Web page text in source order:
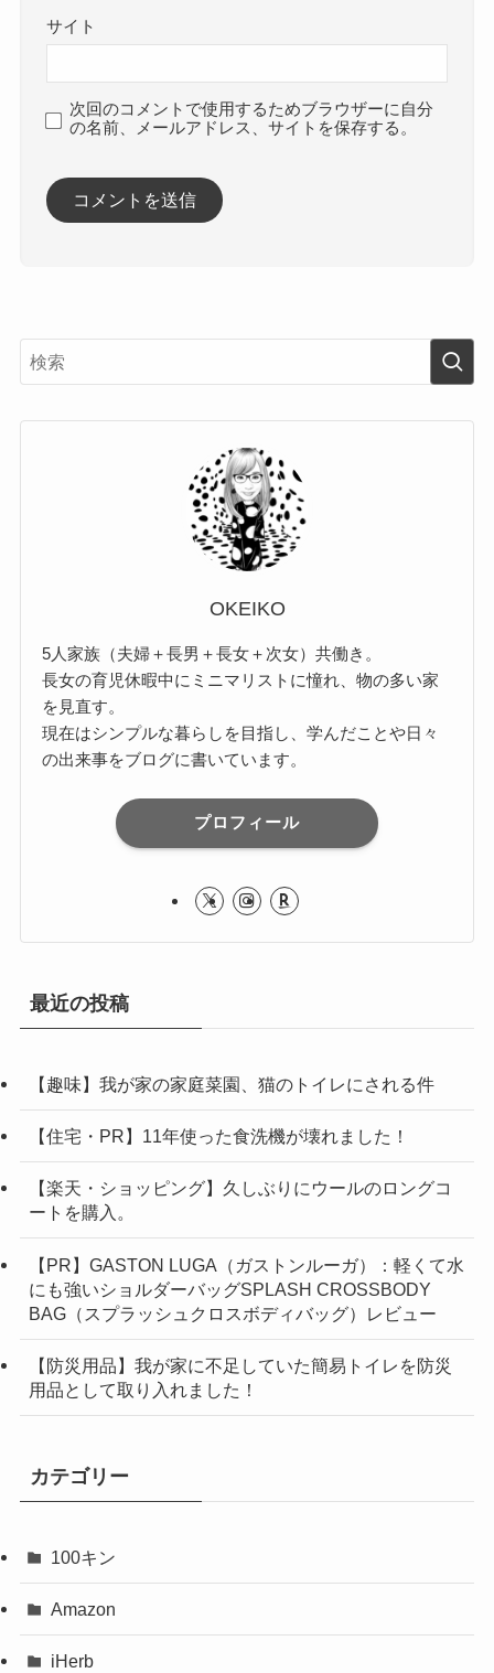
サイト
次回のコメントで使用するためブラウザーに自分
の名前、メールアドレス、サイトを保存する。
OKEIKO
5人家族（夫婦＋長男＋長女＋次女）共働き。
長女の育児休暇中にミニマリストに憧れ、物の多い家
を見直す。
現在はシンプルな暮らしを目指し、学んだことや日々
の出来事をブログに書いています。
プロフィール
最近の投稿
【趣味】我が家の家庭菜園、猫のトイレにされる件
【住宅・PR】11年使った食洗機が壊れました！
【楽天・ショッピング】久しぶりにウールのロングコ
ートを購入。
【PR】GASTON LUGA（ガストンルーガ）：軽くて水
にも強いショルダーバッグSPLASH CROSSBODY
BAG（スプラッシュクロスボディバッグ）レビュー
【防災用品】我が家に不足していた簡易トイレを防災
用品として取り入れました！
カテゴリー
100キン
Amazon
iHerb